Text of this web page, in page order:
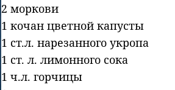
2 моркови
1 кочан цветной капусты
1 ст.л. нарезанного укропа
1 cт. л. лимонного сока
1 ч.л. горчицы